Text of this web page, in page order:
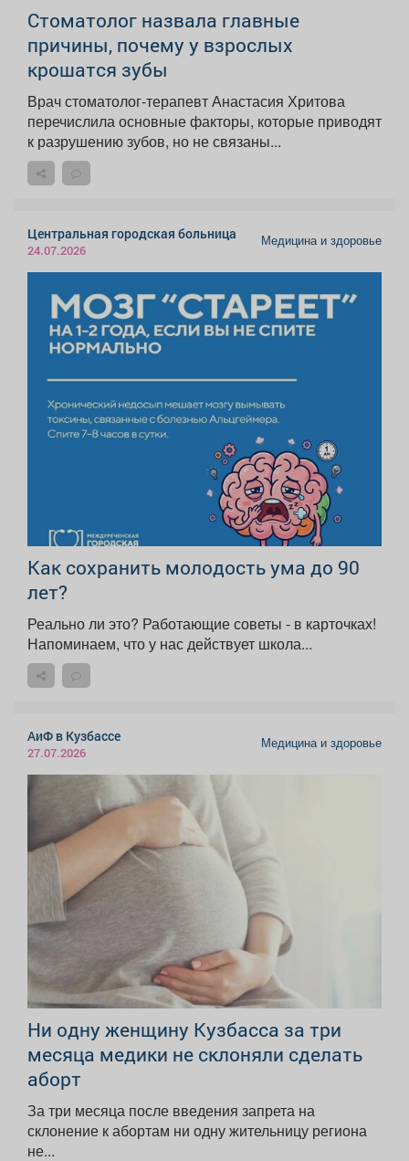
Стоматолог назвала главные
причины, почему у взрослых
крошатся зубы
Врач стоматолог-терапевт Анастасия Хритова
перечислила основные факторы, которые приводят
к разрушению зубов, но не связаны...
Центральная городская больница
24.07.2026
Медицина и здоровье
Как сохранить молодость ума до 90
лет?
Реально ли это? Работающие советы - в карточках!
Напоминаем, что у нас действует школа...
АиФ в Кузбассе
27.07.2026
Медицина и здоровье
Ни одну женщину Кузбасса за три
месяца медики не склоняли сделать
аборт
За три месяца после введения запрета на
склонение к абортам ни одну жительницу региона
не...